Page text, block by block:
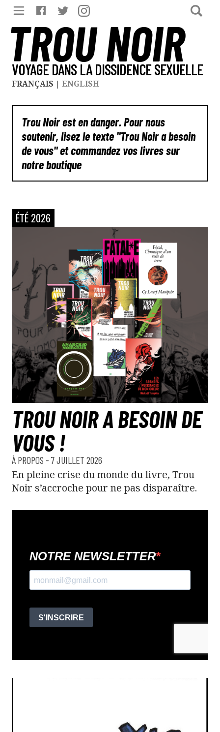
TROU NOIR
VOYAGE DANS LA DISSIDENCE SEXUELLE
FRANÇAIS | ENGLISH
Trou Noir est en danger. Pour nous
soutenir, lisez le texte "Trou Noir a besoin
de vous" et commandez vos livres sur
notre boutique
ÉTÉ 2026
TROU NOIR A BESOIN DE
VOUS !
À PROPOS - 7 JUILLET 2026
En pleine crise du monde du livre, Trou
Noir s’accroche pour ne pas disparaître.